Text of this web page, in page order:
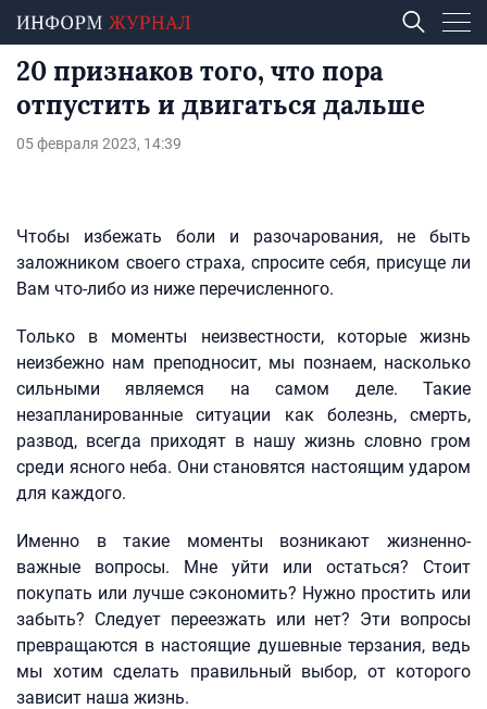
20 признаков того, что пора
отпустить и двигаться дальше
05 февраля 2023, 14:39
Чтобы избежать боли и разочарования, не быть
заложником своего страха, спросите себя, присуще ли
Вам что-либо из ниже перечисленного.
Только в моменты неизвестности, которые жизнь
неизбежно нам преподносит, мы познаем, насколько
сильными являемся на самом деле. Такие
незапланированные ситуации как болезнь, смерть,
развод, всегда приходят в нашу жизнь словно гром
среди ясного неба. Они становятся настоящим ударом
для каждого.
Именно в такие моменты возникают жизненно-
важные вопросы. Мне уйти или остаться? Стоит
покупать или лучше сэкономить? Нужно простить или
забыть? Следует переезжать или нет? Эти вопросы
превращаются в настоящие душевные терзания, ведь
мы хотим сделать правильный выбор, от которого
зависит наша жизнь.